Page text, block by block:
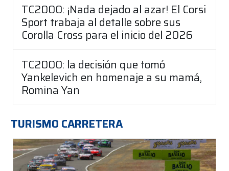
TC2000: ¡Nada dejado al azar! El Corsi
Sport trabaja al detalle sobre sus
Corolla Cross para el inicio del 2026
TC2000: la decisión que tomó
Yankelevich en homenaje a su mamá,
Romina Yan
TURISMO CARRETERA